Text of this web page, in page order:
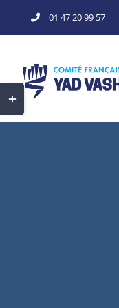
to
01 47 20 99 57
Toggle
Sliding